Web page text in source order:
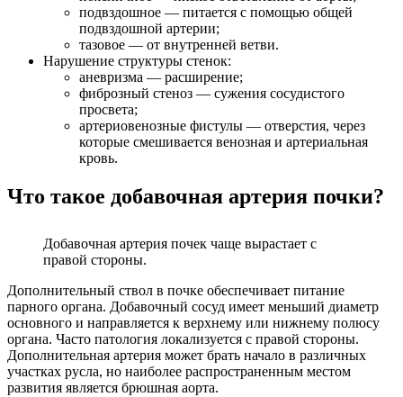
подвздошное — питается с помощью общей
подвздошной артерии;
тазовое — от внутренней ветви.
Нарушение структуры стенок:
аневризма — расширение;
фиброзный стеноз — сужения сосудистого
просвета;
артериовенозные фистулы — отверстия, через
которые смешивается венозная и артериальная
кровь.
Что такое добавочная артерия почки?
Добавочная артерия почек чаще вырастает с
правой стороны.
Дополнительный ствол в почке обеспечивает питание
парного органа. Добавочный сосуд имеет меньший диаметр
основного и направляется к верхнему или нижнему полюсу
органа. Часто патология локализуется с правой стороны.
Дополнительная артерия может брать начало в различных
участках русла, но наиболее распространенным местом
развития является брюшная аорта.